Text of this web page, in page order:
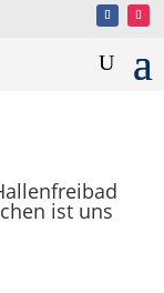
ist uns